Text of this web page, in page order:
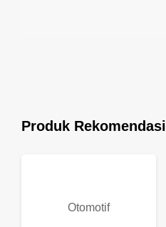
Produk Rekomendasi
Otomotif